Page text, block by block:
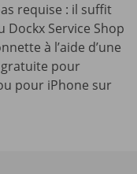
requise : il suffit
Dockx Service Shop
à l’aide d’une
gratuite pour
pour iPhone sur